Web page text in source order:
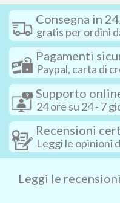
Consegna in
gratis per ordini
Pagamenti
Paypal, carta di
Supporto
24 ore su 24 - 7
Recensioni
Leggi le opinioni
Leggi le